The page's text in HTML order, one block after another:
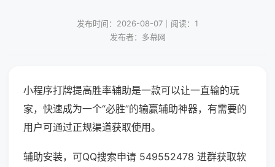
发布时间：2026-08-07｜阅读：1
发布者：多幕网
小程序打牌提高胜率辅助是一款可以让一直输的玩
家，快速成为一个“必胜”的输赢辅助神器，有需要的
用户可通过正规渠道获取使用。
辅助安装，可QQ搜索申请 549552478 进群获取软